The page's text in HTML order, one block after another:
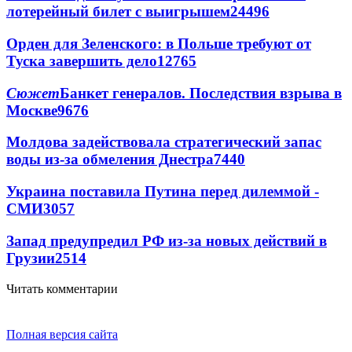
лотерейный билет с выигрышем24496
Орден для Зеленского: в Польше требуют от
Туска завершить дело12765
СюжетБанкет генералов. Последствия взрыва в
Москве9676
Молдова задействовала стратегический запас
воды из-за обмеления Днестра7440
Украина поставила Путина перед дилеммой -
СМИ3057
Запад предупредил РФ из-за новых действий в
Грузии2514
Читать комментарии
Полная версия сайта